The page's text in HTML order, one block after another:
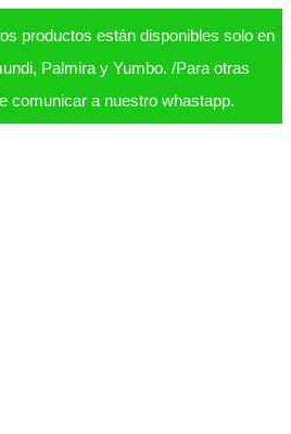
productos están disponibles solo en
Palmira y Yumbo. /Para otras
comunicar a nuestro whastapp.